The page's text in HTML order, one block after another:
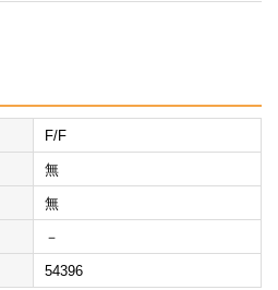
F/F
無
無
－
54396